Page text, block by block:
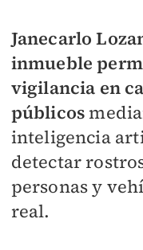
Janecarlo
inmueble
vigilancia en
públicos
inteligencia
detectar
personas y
real.